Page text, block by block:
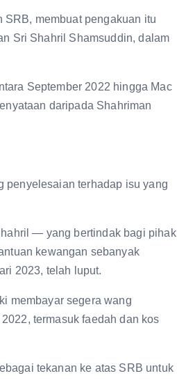
membuat pengakuan itu
Sri Shahril Shamsuddin, dalam
September 2022 hingga Mac
daripada Shahriman
penyelesaian terhadap isu yang
— yang bertindak bagi pihak
kewangan sebanyak
2023, telah luput.
membayar segera wang
termasuk faedah dan kos
tekanan ke atas SRB untuk